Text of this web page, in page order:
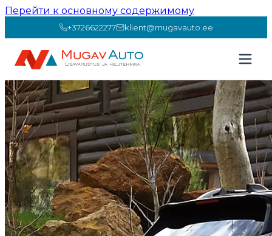
Перейти к основному содержимому
+3726622277 klient@mugavauto.ee